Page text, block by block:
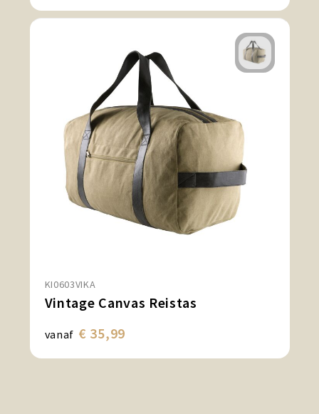
KI0603VIKA
Vintage Canvas Reistas
vanaf € 35,99